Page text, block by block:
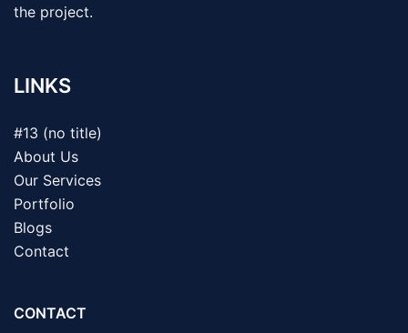
the project.
LINKS
#13 (no title)
About Us
Our Services
Portfolio
Blogs
Contact
CONTACT